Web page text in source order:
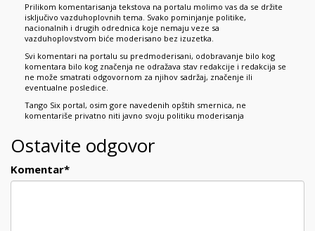
Prilikom komentarisanja tekstova na portalu molimo vas da se držite
isključivo vazduhoplovnih tema. Svako pominjanje politike,
nacionalnih i drugih odrednica koje nemaju veze sa
vazduhoplovstvom biće moderisano bez izuzetka.
Svi komentari na portalu su predmoderisani, odobravanje bilo kog
komentara bilo kog značenja ne odražava stav redakcije i redakcija se
ne može smatrati odgovornom za njihov sadržaj, značenje ili
eventualne posledice.
Tango Six portal, osim gore navedenih opštih smernica, ne
komentariše privatno niti javno svoju politiku moderisanja
Ostavite odgovor
Komentar*